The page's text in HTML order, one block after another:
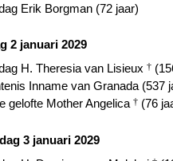
Erik Borgman (72 jaar)
2 januari 2029
H. Theresia van Lisieux †
Inname van Granada (537
gelofte Mother Angelica † (76
3 januari 2029